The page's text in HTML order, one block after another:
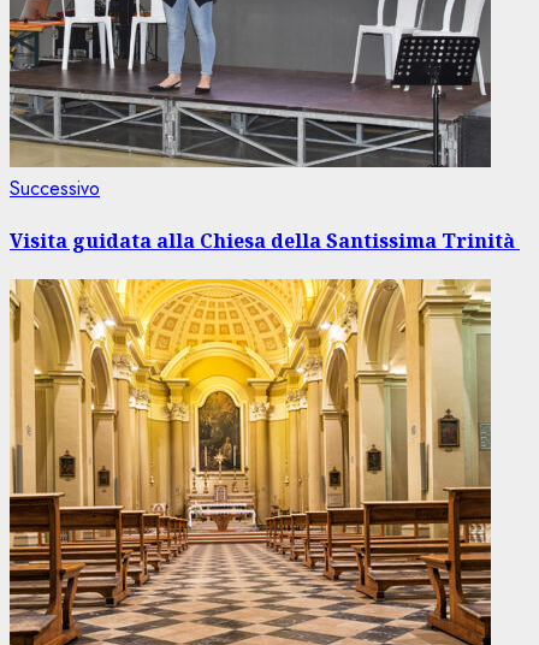
Successivo
Visita guidata alla Chiesa della Santissima Trinità